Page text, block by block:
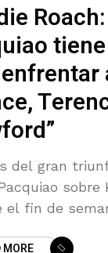
del gran
sobre
el fin de
MORE